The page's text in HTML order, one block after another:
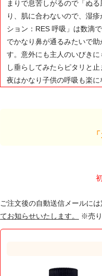
まりで息苦しがるので「ぬ
り、肌に合わないので、湿
ション：RES 呼吸」は数滴
でかなり鼻が通るみたいで
す。意外にも主人のいびき
し垂らしてみたらピタリと
夜はかなり子供の呼吸も楽に
ご注文後の自動送信メールに
てお知らせいたします。
※売り